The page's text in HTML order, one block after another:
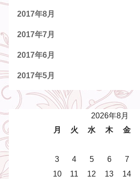
2017年8月
2017年7月
2017年6月
2017年5月
2026年8月
月
火 水 木 金
3
4 5 6 7
10
11 12 13 14